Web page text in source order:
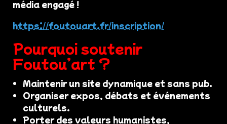
média engagé !
https://foutouart.fr/inscription/
Pourquoi soutenir
Foutou’art ?
Maintenir un site dynamique et sans pub.
Organiser expos, débats et événements
culturels.
Porter des valeurs humanistes,